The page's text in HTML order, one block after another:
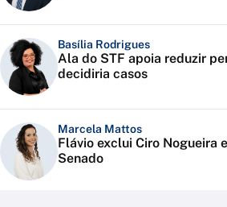
Basília Rodrigues
Ala do STF apoia reduzir
decidiria casos
Marcela Mattos
Flávio exclui Ciro Nogueira
Senado